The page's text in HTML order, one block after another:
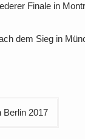
Finale in
dem Sieg in
Berlin 2017